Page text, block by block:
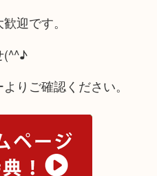
迎です。
(^^♪
りご確認ください。